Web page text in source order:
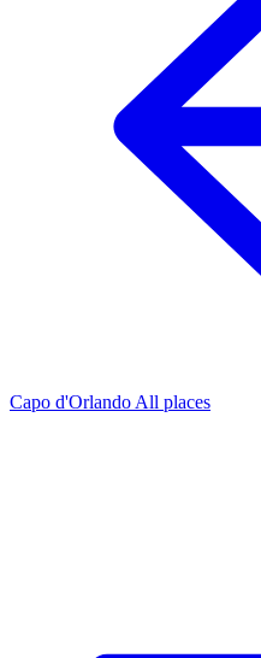
Capo d'Orlando All places